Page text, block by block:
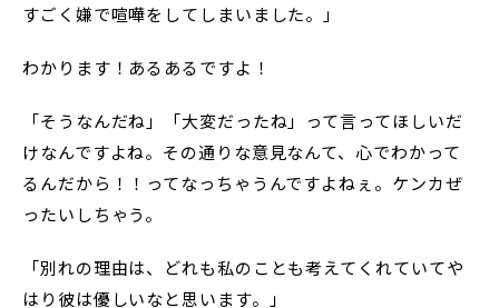
すごく嫌で喧嘩をしてしまいました。」
わかります！あるあるですよ！
「そうなんだね」「大変だったね」って言ってほしいだ
けなんですよね。その通りな意見なんて、心でわかって
るんだから！！ってなっちゃうんですよねぇ。ケンカぜ
ったいしちゃう。
「別れの理由は、どれも私のことも考えてくれていてや
はり彼は優しいなと思います。」